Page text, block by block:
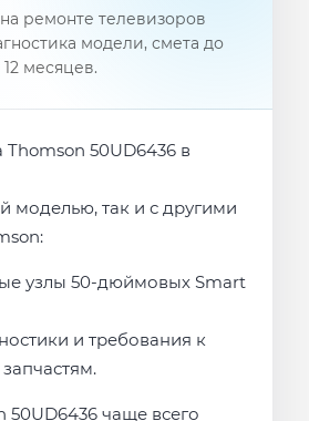
ремонте телевизоров
модели, смета до
месяцев.
50UD6436 в
моделью, так и с другими
узлы 50-дюймовых Smart
и требования к
50UD6436 чаще всего